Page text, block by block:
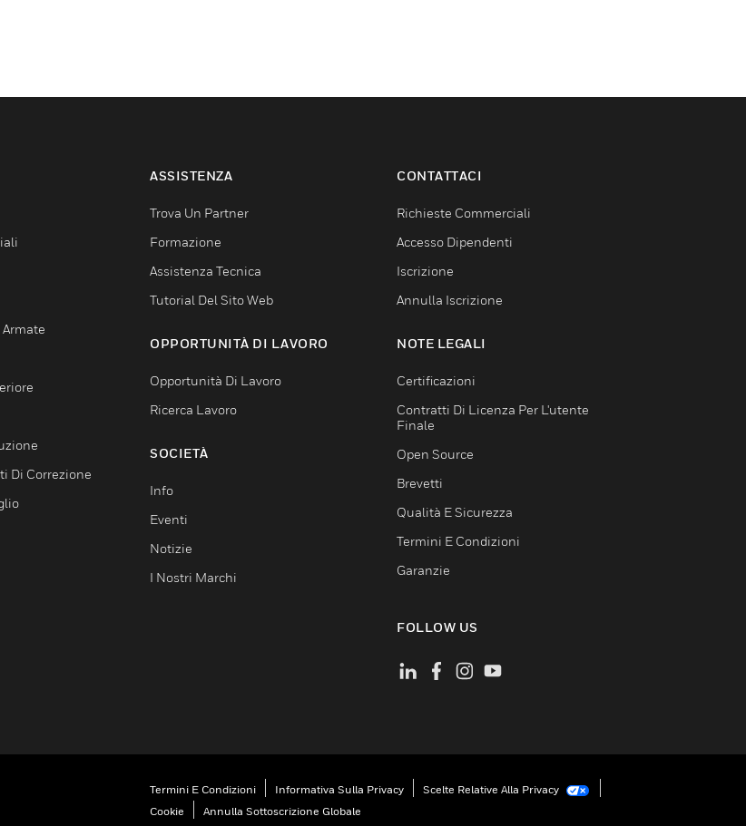
Armate
Di Correzione
ASSISTENZA
Trova Un Partner
Formazione
Assistenza Tecnica
Tutorial Del Sito Web
OPPORTUNITÀ DI LAVORO
Opportunità Di Lavoro
Ricerca Lavoro
SOCIETÀ
Info
Eventi
Notizie
I Nostri Marchi
CONTATTACI
Richieste Commerciali
Accesso Dipendenti
Iscrizione
Annulla Iscrizione
NOTE LEGALI
Certificazioni
Contratti Di Licenza Per L'utente
Finale
Open Source
Brevetti
Qualità E Sicurezza
Termini E Condizioni
Garanzie
FOLLOW US
Termini E Condizioni Informativa Sulla Privacy
Scelte Relative Alla Privacy
Cookie
Annulla Sottoscrizione Globale